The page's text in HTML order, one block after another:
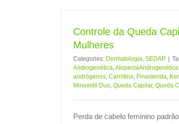
Controle da Queda
Mulheres
Categories: Dermatologia, SEDAP
Androgenética,AlopeciaAndrogenética
andrógenos, Carnitina, Finasterida,
Minoxidil Duo, Queda Capilar, Queda
Perda de cabelo feminino